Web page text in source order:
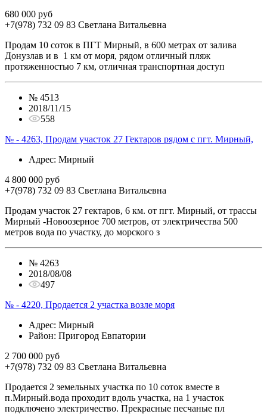
680 000 руб
+7(978) 732 09 83 Cветлана Витальевна
Продам 10 соток в ПГТ Мирный, в 600 метрах от залива
Донузлав и в 1 км от моря, рядом отличный пляж
протяженностью 7 км, отличная транспортная доступ
№ 4513
2018/11/15
558
№ - 4263, Продам участок 27 Гектаров рядом с пгт. Мирный,
Адрес: Мирный
4 800 000 руб
+7(978) 732 09 83 Cветлана Витальевна
Продам участок 27 гектаров, 6 км. от пгт. Мирный, от трассы
Мирный -Новоозерное 700 метров, от электричества 500
метров вода по участку, до морского з
№ 4263
2018/08/08
497
№ - 4220, Продается 2 участка возле моря
Адрес: Мирный
Район: Пригород Евпатории
2 700 000 руб
+7(978) 732 09 83 Cветлана Витальевна
Продается 2 земельных участка по 10 соток вместе в
п.Мирный.вода проходит вдоль участка, на 1 участок
подключено электричество. Прекрасные песчаные пл